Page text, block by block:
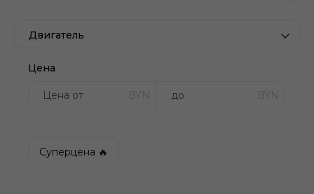
Двигатель
Цена
BYN BYN
Суперцена 🔥